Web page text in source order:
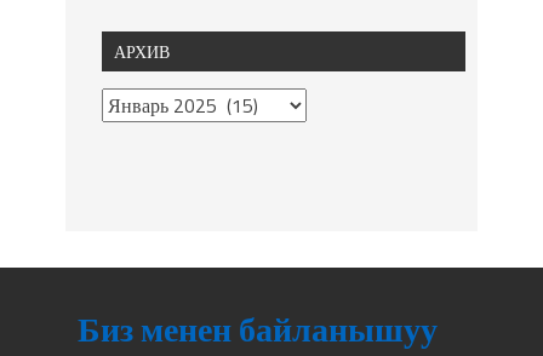
АРХИВ
Биз менен байланышуу